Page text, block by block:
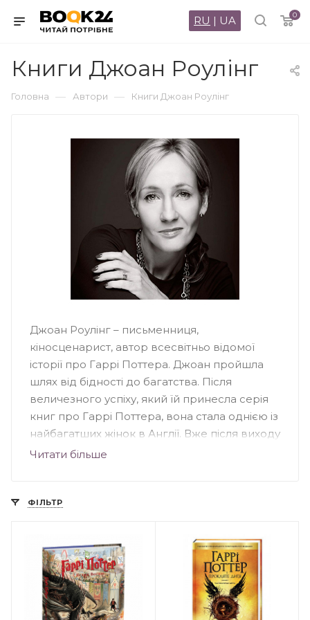
0
RU | UA
Книги Джоан Роулінг
Головна — Автори — Книги Джоан Роулінг
Джоан Роулінг – письменниця,
кіносценарист, автор всесвітньо відомої
історії про Гаррі Поттера. Джоан пройшла
шлях від бідності до багатства. Після
величезного успіху, який їй принесла серія
книг про Гаррі Поттера, вона стала однією із
найбагатших жінок в Англії. Вже після виходу
першої книги, кінокомпанія Warner Bros
письменниці. Окрім культового Гаррі
«Поклик зозулі», «Кар’єра лиходія»,
«Шовкопряд» написаних під псевдонімом
Роберт Гелбрейт, а також роману
«Несподівана вакансія». Джоан Роулінг
значну частину своїх прибутків витрачає на
Читати більше
ФІЛЬТР